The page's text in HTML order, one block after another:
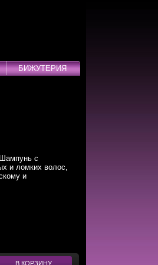
БИЖУТЕРИЯ
с
и ломких волос,
и
В КОРЗИНУ